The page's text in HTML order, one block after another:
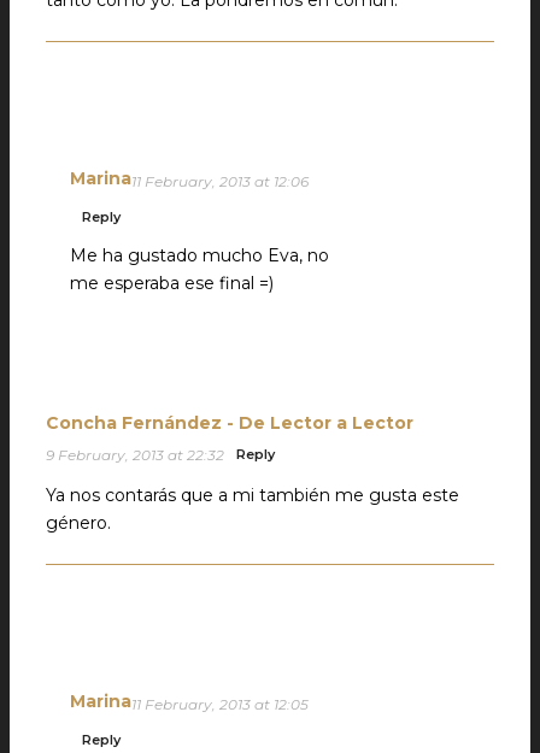
Marina11 February, 2013 at 12:06
Reply
Me ha gustado mucho Eva, no
me esperaba ese final =)
Concha Fernández - De Lector a Lector
9 February, 2013 at 22:32 Reply
Ya nos contarás que a mi también me gusta este
género.
Marina11 February, 2013 at 12:05
Reply